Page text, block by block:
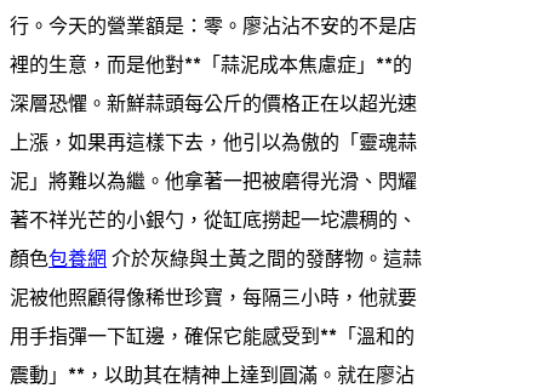
行。今天的營業額是：零。廖沾沾不安的不是店
裡的生意，而是他對**「蒜泥成本焦慮症」**的
深層恐懼。新鮮蒜頭每公斤的價格正在以超光速
上漲，如果再這樣下去，他引以為傲的「靈魂蒜
泥」將難以為繼。他拿著一把被磨得光滑、閃耀
著不祥光芒的小銀勺，從缸底撈起一坨濃稠的、
顏色包養網 介於灰綠與土黃之間的發酵物。這蒜
泥被他照顧得像稀世珍寶，每隔三小時，他就要
用手指彈一下缸邊，確保它能感受到**「溫和的
震動」**，以助其在精神上達到圓滿。就在廖沾